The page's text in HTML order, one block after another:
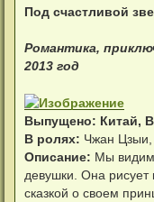
о
б
н
и
Под счастливой
Романтика,
2013 год
Выпущено: Китай,
В ролях: Чжан
Описание: Мы видим
девушки. Она рисует
сказкой о своем